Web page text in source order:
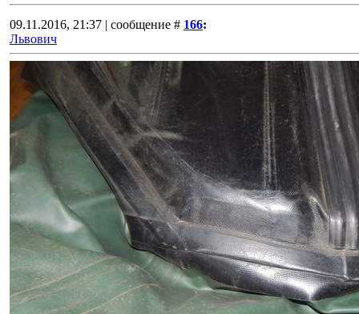
09.11.2016, 21:37 | сообщение # 166:
Львович